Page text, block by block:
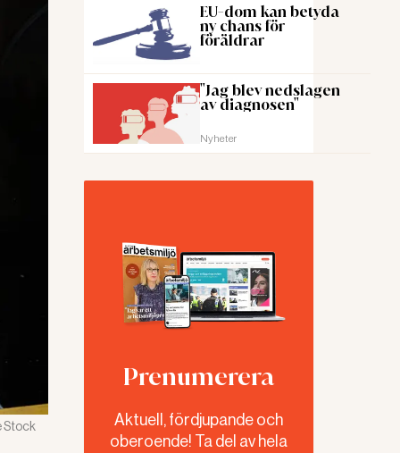
Stock
EU-dom kan betyda
ny chans för
föräldrar
"Jag blev nedslagen
av diagnosen"
Nyheter
Prenumerera
Aktuell, fördjupande och
oberoende! Ta del av hela